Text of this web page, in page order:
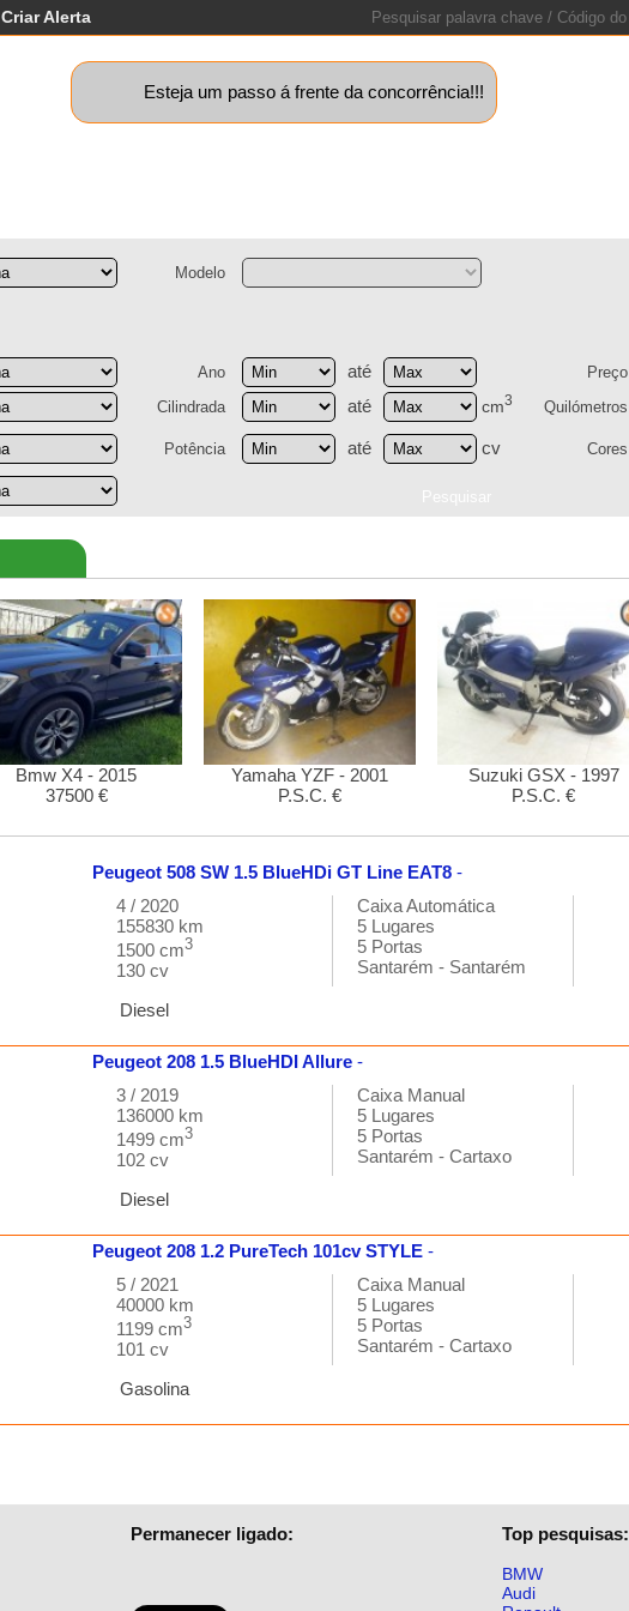
Criar Alerta
Esteja um passo á frente da concorrência!!!
Modelo
Ano até Preço
Cilindrada até cm3 Quilómetros
Potência até cv Cores
Bmw X4 - 2015
37500 €
Yamaha YZF - 2001
P.S.C. €
Suzuki GSX - 1997
P.S.C. €
Peugeot 508 SW 1.5 BlueHDi GT Line EAT8 -
4 / 2020
155830 km
1500 cm3
130 cv
CaixaAutomática
5 Lugares
5 Portas
Santarém - Santarém
Diesel
Peugeot 208 1.5 BlueHDI Allure -
3 / 2019
136000 km
1499 cm3
102 cv
Caixa Manual
5 Lugares
5 Portas
Santarém - Cartaxo
Diesel
Peugeot 208 1.2 PureTech 101cv STYLE -
5 / 2021
40000 km
1199 cm3
101 cv
Caixa Manual
5 Lugares
5 Portas
Santarém - Cartaxo
Gasolina
Permanecer ligado: Top pesquisas:
BMW
Audi